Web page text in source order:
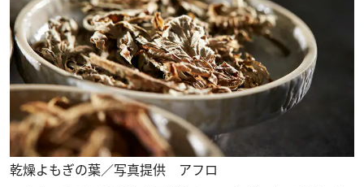
乾燥よもぎの葉／写真提供 アフロ